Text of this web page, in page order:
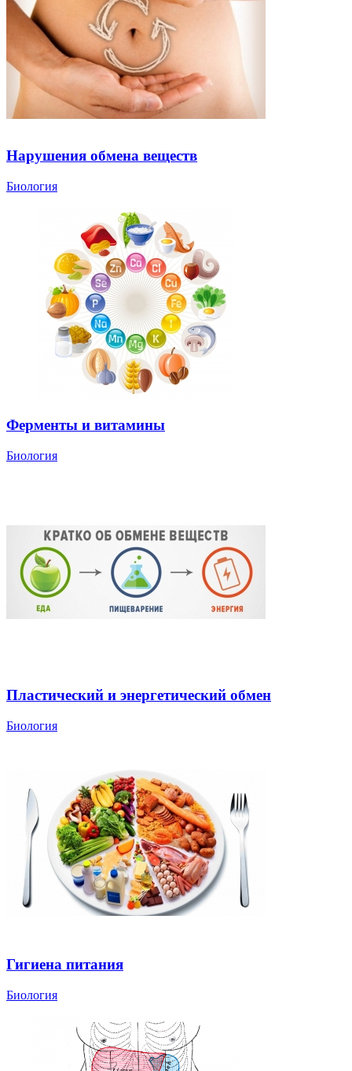
Нарушения обмена веществ
Биология
Ферменты и витамины
Биология
Пластический и энергетический обмен
Биология
Гигиена питания
Биология